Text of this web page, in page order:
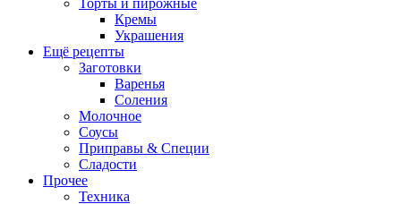
Торты и пирожные
Кремы
Украшения
Ещё рецепты
Заготовки
Варенья
Соления
Молочное
Соусы
Приправы & Специи
Сладости
Прочее
Техника